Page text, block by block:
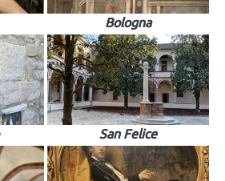
Bologna
San Felice